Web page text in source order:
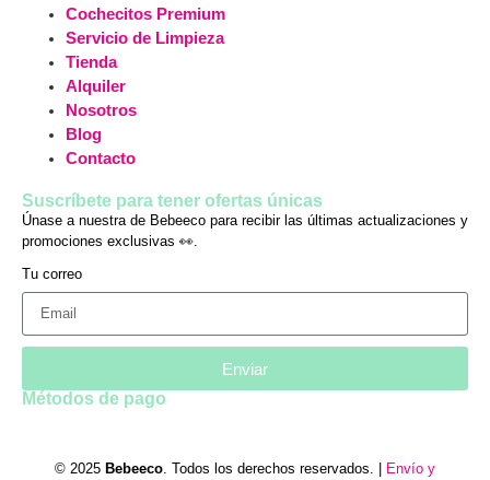
Cochecitos Premium
Servicio de Limpieza
Tienda
Alquiler
Nosotros
Blog
Contacto
Suscríbete para tener ofertas únicas
Únase a nuestra de Bebeeco para recibir las últimas actualizaciones y
promociones exclusivas 👀.
Tu correo
Enviar
Métodos de pago
© 2025 Bebeeco. Todos los derechos reservados. |
Envío y